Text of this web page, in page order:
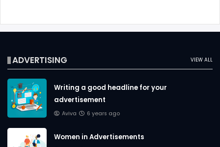
VIEW ALL
ADVERTISING
Writing a good headline for your
advertisement
Aviva 6 years ago
Women in Advertisements